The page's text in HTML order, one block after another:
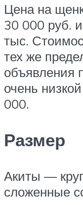
Цена на
30 000 руб.
тыс.
тех же
объявления
очень
000.
Размер
Акиты —
сложенные